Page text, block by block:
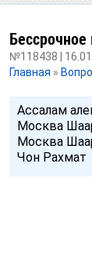
Бессрочное
№118438 |
Главная »
Ассалам
Москва
Москва
Чон Рахмат